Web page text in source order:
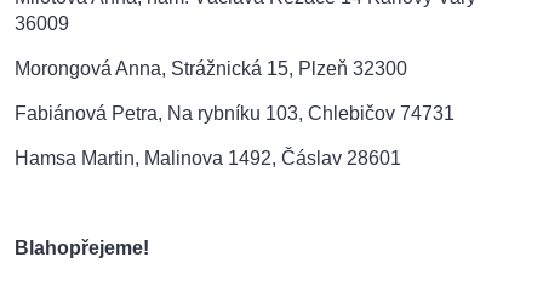
36009
Morongová Anna, Strážnická 15, Plzeň 32300
Fabiánová Petra, Na rybníku 103, Chlebičov 74731
Hamsa Martin, Malinova 1492, Čáslav 28601
Blahopřejeme!